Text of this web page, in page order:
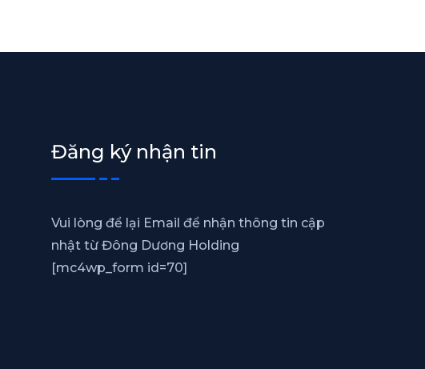
Đăng ký nhận tin
Vui lòng để lại Email để nhận thông tin cập
nhật từ Đông Dương Holding
[mc4wp_form id=70]